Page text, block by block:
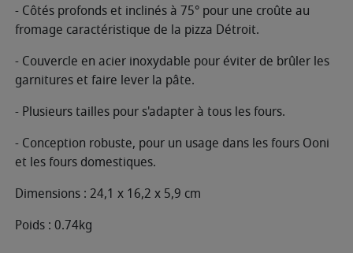
- Côtés profonds et inclinés à 75° pour une croûte au
fromage caractéristique de la pizza Détroit.
- Couvercle en acier inoxydable pour éviter de brûler les
garnitures et faire lever la pâte.
- Plusieurs tailles pour s'adapter à tous les fours.
- Conception robuste, pour un usage dans les fours Ooni
et les fours domestiques.
Dimensions : 24,1 x 16,2 x 5,9 cm
Poids : 0.74kg